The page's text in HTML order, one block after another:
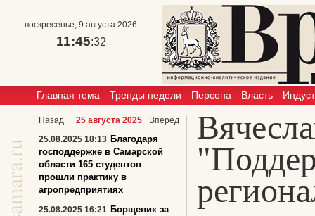
воскресенье, 9 августа 2026
11:45:32
Главная тема Тренды недели Персона Власть
Назад 25 августа 2025
Вперед
25.08.2025 18:13 Благодаря
господдержке в Самарской
области 165 студентов
прошли практику в
агропредприятиях
25.08.2025 16:21 Борщевик за